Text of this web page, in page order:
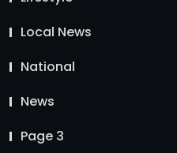
Local News
National
News
Page 3